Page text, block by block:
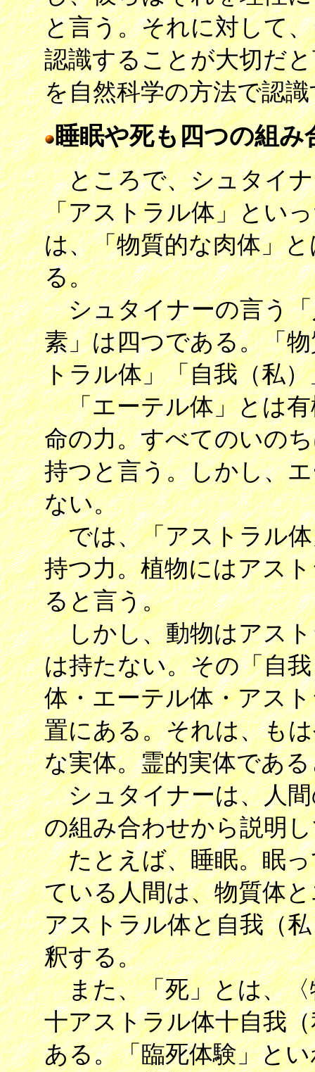
と言う。それに対して
認識することが大切だ
を自然科学の方法で認
睡眠や死も四つの組み
ところで、シュタイナ
「アストラル体」とい
は、「物質的な肉体」
る。
シュタイナーの言う「
素」は四つである。「
トラル体」「自我（私
「エーテル体」とは有
命の力。すべてのいの
持つと言う。しかし、
ない。
では、「アストラル体
持つ力。植物にはアス
ると言う。
しかし、動物はアスト
は持たない。その「自
体・エーテル体・アス
置にある。それは、も
な実体。霊的実体であ
シュタイナーは、人間
の組み合わせから説明
たとえば、睡眠。眠っ
ている人間は、物質体
アストラル体と自我（
釈する。
また、「死」とは、〈
十アストラル体十自我
ある。「臨死体験」と